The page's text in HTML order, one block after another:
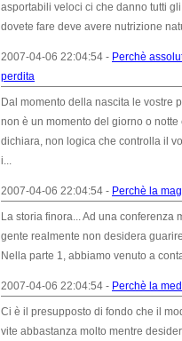
asportabili veloci ci che danno tutti
dovete fare deve avere nutrizione
2007-04-06 22:04:54 - Perchè
perdita
Dal momento della nascita le vostre
non è un momento del giorno o
dichiara, non logica che controlla il
i...
2007-04-06 22:04:54 - Perchè la
La storia finora... Ad una
gente realmente non desidera
Nella parte 1, abbiamo venuto a
2007-04-06 22:04:54 - Perchè la
Ci è il presupposto di fondo che il
vite abbastanza molto mentre